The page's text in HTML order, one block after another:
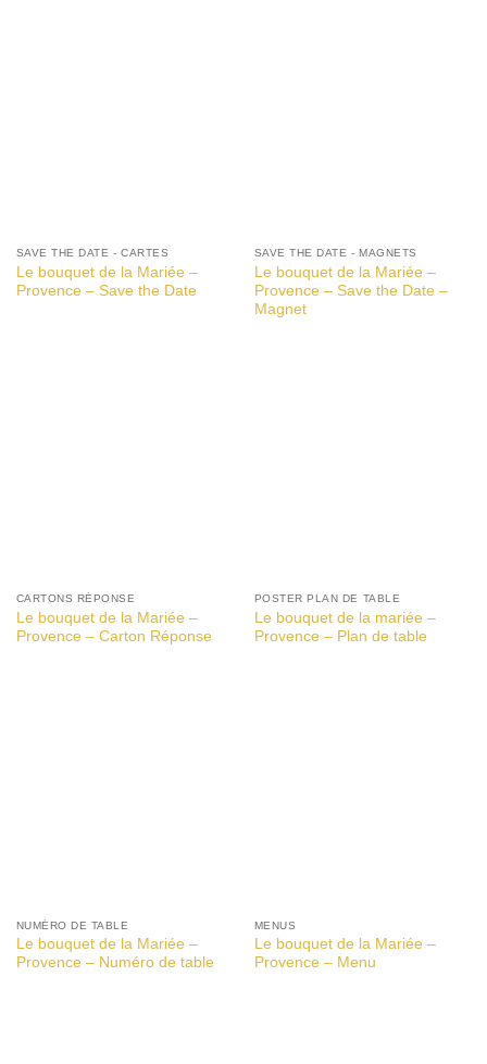
SAVE THE DATE - CARTES
Le bouquet de la Mariée –
Provence – Save the Date
SAVE THE DATE - MAGNETS
Le bouquet de la Mariée –
Provence – Save the Date –
Magnet
CARTONS RÉPONSE
Le bouquet de la Mariée –
Provence – Carton Réponse
POSTER PLAN DE TABLE
Le bouquet de la mariée –
Provence – Plan de table
NUMÉRO DE TABLE
Le bouquet de la Mariée –
Provence – Numéro de table
MENUS
Le bouquet de la Mariée –
Provence – Menu